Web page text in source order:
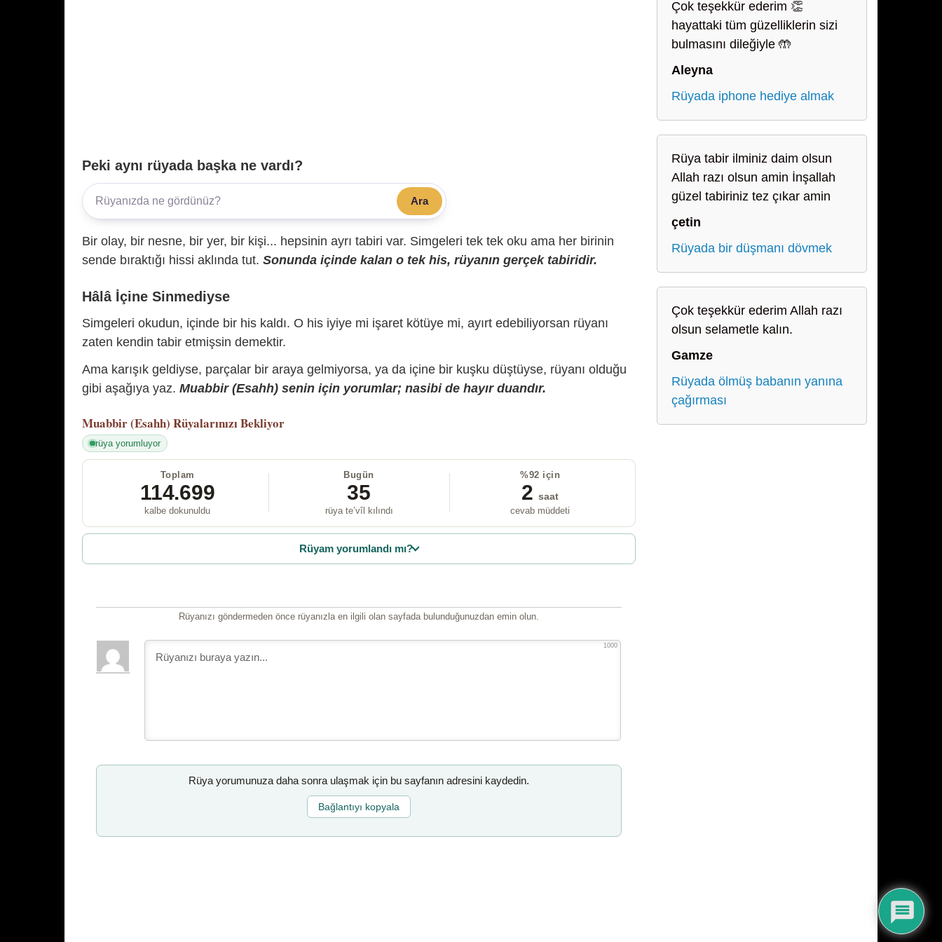
Peki aynı rüyada başka ne vardı?
Ara
Bir olay, bir nesne, bir yer, bir kişi... hepsinin ayrı tabiri var. Simgeleri tek tek oku ama her birinin
sende bıraktığı hissi aklında tut. Sonunda içinde kalan o tek his, rüyanın gerçek tabiridir.
Hâlâ İçine Sinmediyse
Simgeleri okudun, içinde bir his kaldı. O his iyiye mi işaret kötüye mi, ayırt edebiliyorsan rüyanı
zaten kendin tabir etmişsin demektir.
Ama karışık geldiyse, parçalar bir araya gelmiyorsa, ya da içine bir kuşku düştüyse, rüyanı olduğu
gibi aşağıya yaz. Muabbir (Esahh) senin için yorumlar; nasibi de hayır duandır.
Muabbir (Esahh) Rüyalarınızı Bekliyor
rüya yorumluyor
Toplam
114.699
kalbe dokunuldu
Bugün
35
rüya te’vîl kılındı
%92 için
2 saat
cevab müddeti
Rüyam yorumlandı mı?
Rüyanızı göndermeden önce rüyanızla en ilgili olan sayfada bulunduğunuzdan emin olun.
1000
Rüya yorumunuza daha sonra ulaşmak için bu sayfanın adresini kaydedin.
Bağlantıyı kopyala
Çok teşekkür ederim 👏
hayattaki tüm güzelliklerin sizi
bulmasını dileğiyle 🤲
Aleyna
Rüyada iphone hediye almak
Rüya tabir ilminiz daim olsun
Allah razı olsun amin İnşallah
güzel tabiriniz tez çıkar amin
çetin
Rüyada bir düşmanı dövmek
Çok teşekkür ederim Allah razı
olsun selametle kalın.
Gamze
Rüyada ölmüş babanın yanına
çağırması